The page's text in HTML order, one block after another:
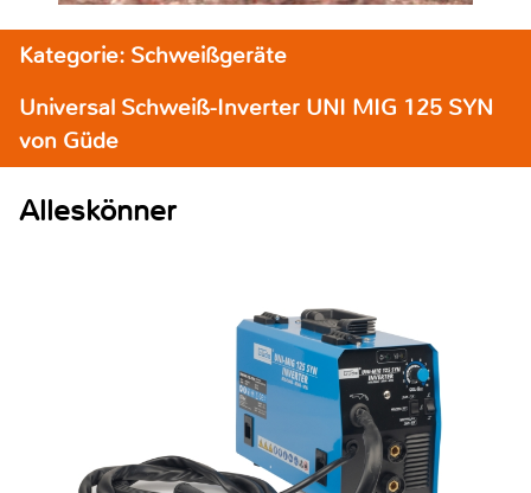
Kategorie: Schweißgeräte
Universal Schweiß-Inverter UNI MIG 125 SYN
von Güde
Alleskönner